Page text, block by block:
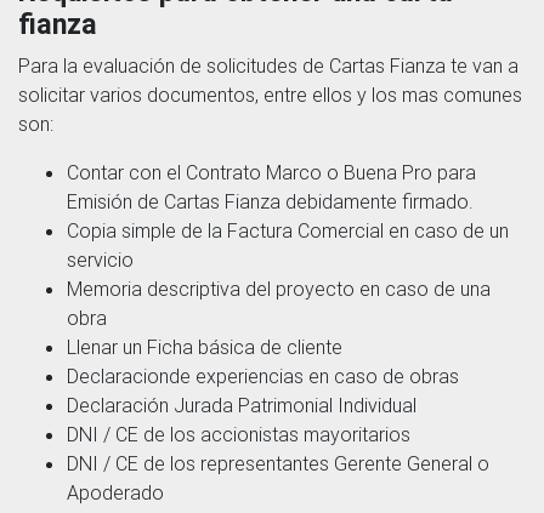
fianza
Para la evaluación de solicitudes de Cartas Fianza te van a
solicitar varios documentos, entre ellos y los mas comunes
son:
Contar con el Contrato Marco o Buena Pro para
Emisión de Cartas Fianza debidamente firmado.
Copia simple de la Factura Comercial en caso de un
servicio
Memoria descriptiva del proyecto en caso de una
obra
Llenar un Ficha básica de cliente
Declaracionde experiencias en caso de obras
Declaración Jurada Patrimonial Individual
DNI / CE de los accionistas mayoritarios
DNI / CE de los representantes Gerente General o
Apoderado